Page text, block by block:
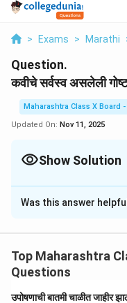
> Exams > Marathi
Question.
कवीचे सर्वस्व असलेली
Maharashtra Class X Board -
Updated On: Nov 11, 2025
Show Solution
Solution and
कवीचे सर्वस्व त्याचे "हात"
Was this answer
Top Maharashtra
Questions
उपोषणाची बातमी चाळीत जाहीर